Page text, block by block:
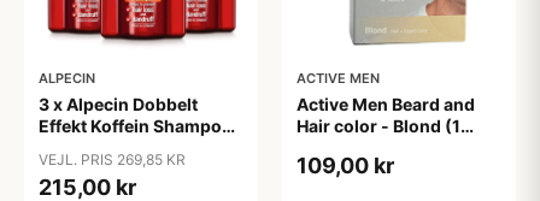
ALPECIN
3 x Alpecin Dobbelt
Effekt Koffein Shampoo
VEJL. PRIS 269,85 KR
215,00 kr
ACTIVE MEN
Active Men Beard and
Hair color - Blond (1
109,00 kr